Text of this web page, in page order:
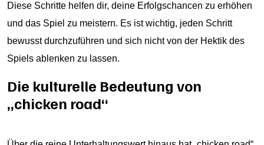
Diese Schritte helfen dir, deine Erfolgschancen zu erhöhen
und das Spiel zu meistern. Es ist wichtig, jeden Schritt
bewusst durchzuführen und sich nicht von der Hektik des
Spiels ablenken zu lassen.
Die kulturelle Bedeutung von
„chicken road“